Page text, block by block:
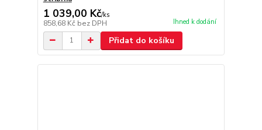
1 039,00 Kč/ks
858,68 Kč bez DPH Ihned k dodání
Přidat do košíku